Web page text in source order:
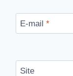
E-mail *
Site